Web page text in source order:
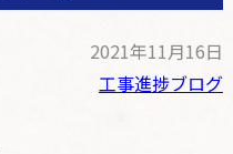
2021年11月16日
工事進捗ブログ